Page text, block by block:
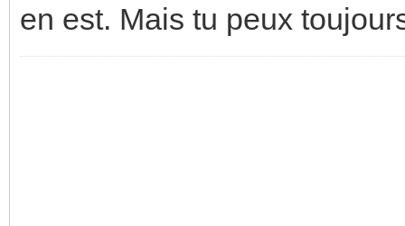
en est. Mais tu peux